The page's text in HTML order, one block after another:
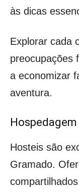
às dicas
Explorar cada
preocupações
a economizar
aventura.
Hosteis são
Gramado.